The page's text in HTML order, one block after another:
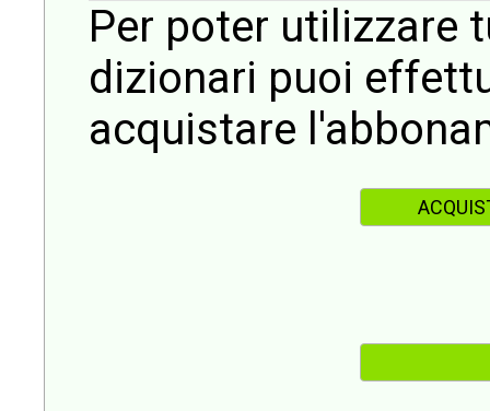
Per poter utilizzare
dizionari puoi
acquistare